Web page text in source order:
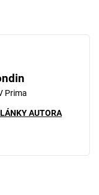
Prima
AUTORA